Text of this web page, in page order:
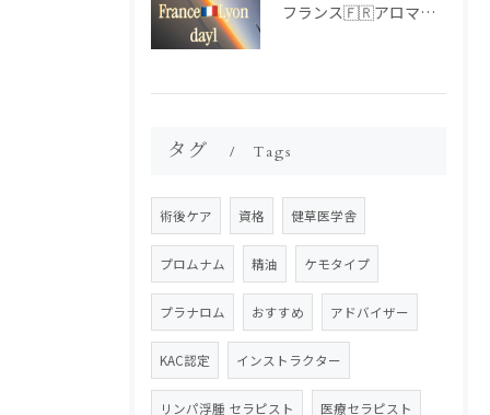
フランス🇫🇷アロマ研修ツアー𝗱𝗮𝘆𝟭
タグ Tags
術後ケア 資格 健草医学舎
プロムナム 精油 ケモタイプ
プラナロム おすすめ アドバイザー
KAC認定 インストラクター
リンパ浮腫 セラピスト 医療セラピスト